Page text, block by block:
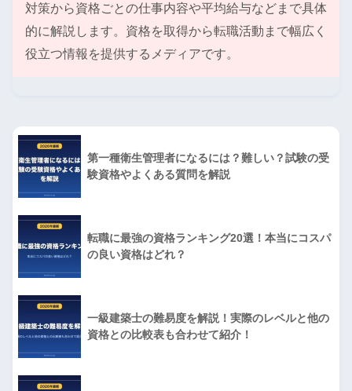
対策から資格ごとの仕事内容や平均給与などまで具体
的に解説します。資格を取得から転職活動まで幅広く
役立つ情報を提供するメディアです。
第一種衛生管理者になるには？難しい？試験の受
験資格やよくある質問を解説
転職に最強の資格ランキング20選！本当にコスパ
の良い資格はどれ？
一級建築士の難易度を解説！実際のレベルと他の
資格との比較表も合わせて紹介！